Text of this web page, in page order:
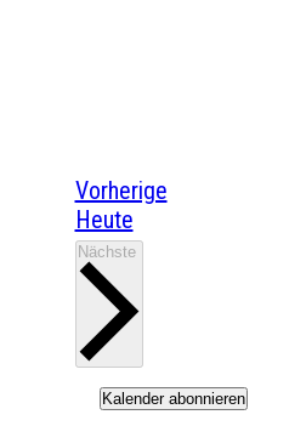
VorherigeVeranstaltungen
Heute
Nächste
Kalender abonnieren